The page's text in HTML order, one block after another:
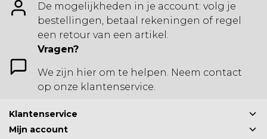
De mogelijkheden in je account: volg je
bestellingen, betaal rekeningen of regel
een retour van een artikel.
Vragen?
We zijn hier om te helpen. Neem contact
op onze klantenservice.
Klantenservice
Mijn account